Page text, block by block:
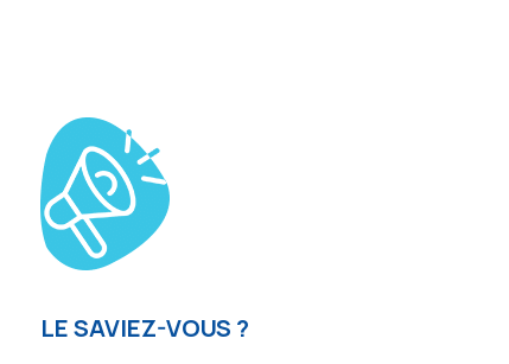
LE SAVIEZ-VOUS ?